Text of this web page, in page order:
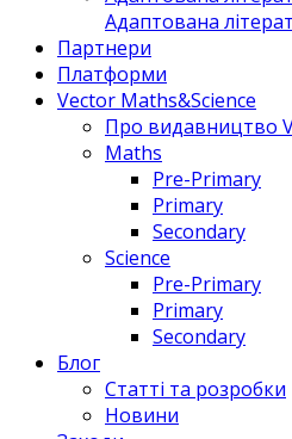
Адаптована
Партнери
Платформи
Vector Maths&Science
Про видавництво
Maths
Pre-Primary
Primary
Secondary
Science
Pre-Primary
Primary
Secondary
Блог
Статті та розробки
Новини